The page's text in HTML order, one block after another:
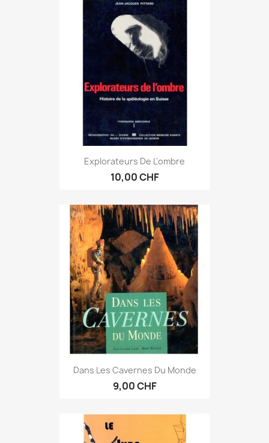
Explorateurs De L'ombre
10,00 CHF
Dans Les Cavernes Du Monde
9,00 CHF